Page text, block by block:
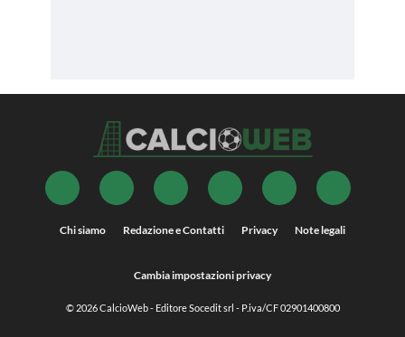
Chi siamo Redazione e Contatti Privacy Note legali
Cambia impostazioni privacy
© 2026CalcioWeb- Editore Socedit srl - P.iva/CF 02901400800